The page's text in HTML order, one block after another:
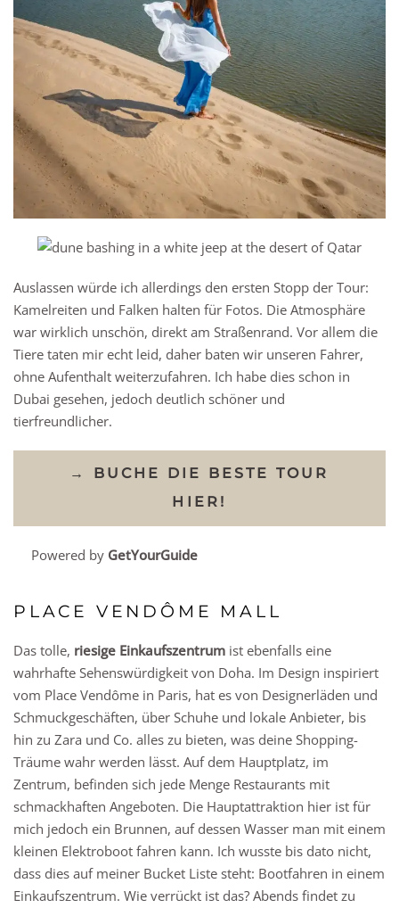
Auslassen würde ich allerdings den ersten Stopp der Tour:
Kamelreiten und Falken halten für Fotos. Die Atmosphäre
war wirklich unschön, direkt am Straßenrand. Vor allem die
Tiere taten mir echt leid, daher baten wir unseren Fahrer,
ohne Aufenthalt weiterzufahren. Ich habe dies schon in
Dubai gesehen, jedoch deutlich schöner und
tierfreundlicher.
→ BUCHE DIE BESTE TOUR
HIER!
Powered by GetYourGuide
PLACE VENDÔME MALL
Das tolle, riesige Einkaufszentrum ist ebenfalls eine
wahrhafte Sehenswürdigkeit von Doha. Im Design inspiriert
vom Place Vendôme in Paris, hat es von Designerläden und
Schmuckgeschäften, über Schuhe und lokale Anbieter, bis
hin zu Zara und Co. alles zu bieten, was deine Shopping-
Träume wahr werden lässt. Auf dem Hauptplatz, im
Zentrum, befinden sich jede Menge Restaurants mit
schmackhaften Angeboten. Die Hauptattraktion hier ist für
mich jedoch ein Brunnen, auf dessen Wasser man mit einem
kleinen Elektroboot fahren kann. Ich wusste bis dato nicht,
dass dies auf meiner Bucket Liste steht: Bootfahren in einem
Einkaufszentrum. Wie verrückt ist das? Abends findet zu